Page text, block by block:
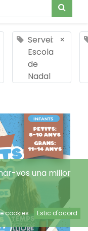
Servei:
Escola
de
Nadal
×
vos una millor
cookies Estic d'acord